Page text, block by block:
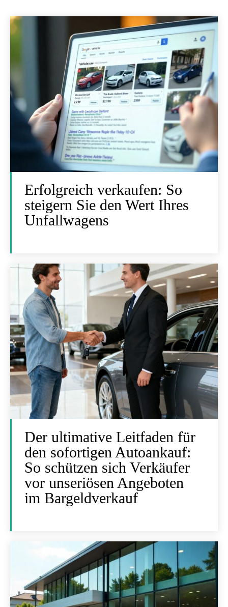
Erfolgreich verkaufen: So
steigern Sie den Wert Ihres
Unfallwagens
Der ultimative Leitfaden für
den sofortigen Autoankauf:
So schützen sich Verkäufer
vor unseriösen Angeboten
im Bargeldverkauf